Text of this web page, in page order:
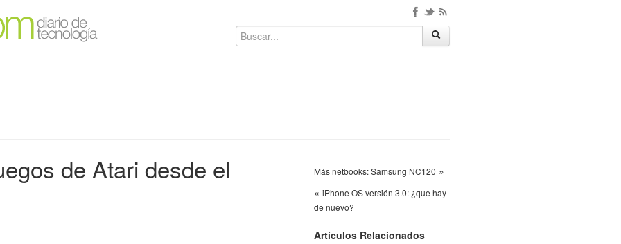
de Atari desde el Más netbooks: Samsung NC120 »
« iPhone OS versión 3.0: ¿que hay
de nuevo?
Artículos Relacionados